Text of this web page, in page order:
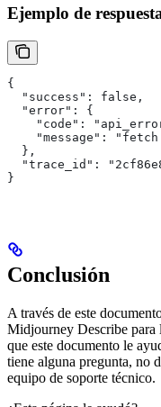
Ejemplo de
{
  "success": false,
  "error": {
"code":
"message": "fetch
  },
"trace_id":
}
Conclusión
A través de este
Midjourney Describe para
que este documento le
tiene alguna pregunta, no
equipo de soporte técnico.